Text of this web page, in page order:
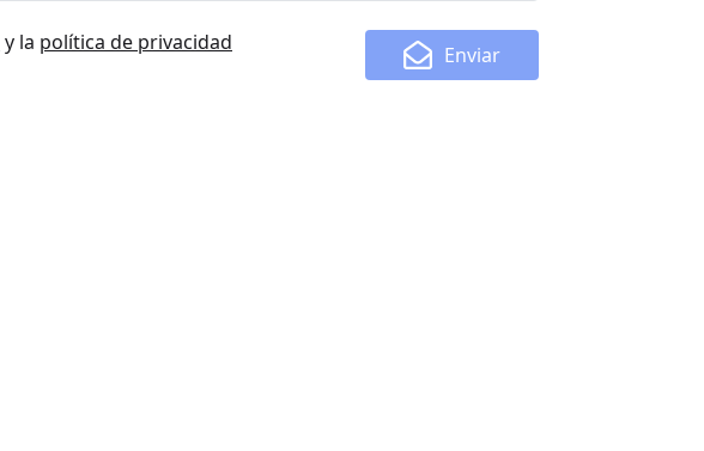
y la política de privacidad
Enviar